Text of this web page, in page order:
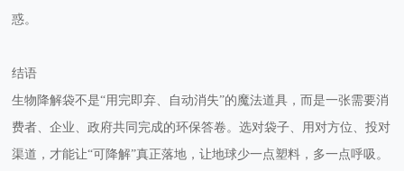
惑。
结语
生物降解袋不是“用完即弃、自动消失”的魔法道具，而是一张需要消
费者、企业、政府共同完成的环保答卷。选对袋子、用对方位、投对
渠道，才能让“可降解”真正落地，让地球少一点塑料，多一点呼吸。